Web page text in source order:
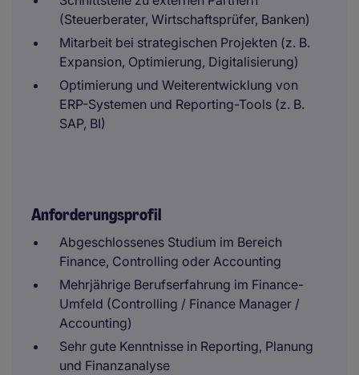
(Steuerberater, Wirtschaftsprüfer, Banken)
Mitarbeit bei strategischen Projekten (z. B.
Expansion, Optimierung, Digitalisierung)
Optimierung und Weiterentwicklung von
ERP-Systemen und Reporting-Tools (z. B.
SAP, BI)
Anforderungsprofil
Abgeschlossenes Studium im Bereich
Finance, Controlling oder Accounting
Mehrjährige Berufserfahrung im Finance-
Umfeld (Controlling / Finance Manager /
Accounting)
Sehr gute Kenntnisse in Reporting, Planung
und Finanzanalyse